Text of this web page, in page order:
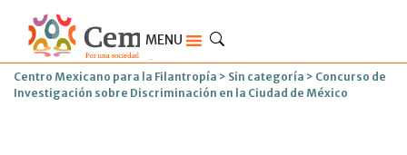
MENU
Centro Mexicano para la Filantropía > Sin categoría > Concurso de
Investigación sobre Discriminación en la Ciudad de México